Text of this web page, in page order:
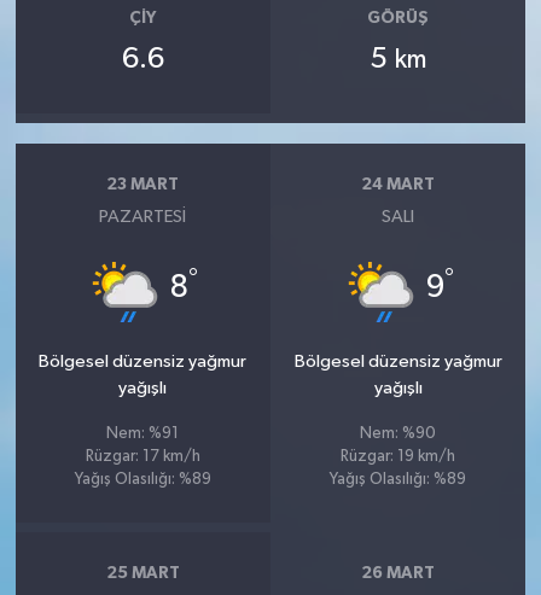
ÇIY
6.6
GÖRÜŞ
5 km
23 MART
PAZARTESI
8°
Bölgesel düzensiz yağmur
yağışlı
Nem: %91
Rüzgar: 17 km/h
Yağış Olasılığı: %89
24 MART
SALI
9°
Bölgesel düzensiz yağmur
yağışlı
Nem: %90
Rüzgar: 19 km/h
Yağış Olasılığı: %89
25 MART 26 MART